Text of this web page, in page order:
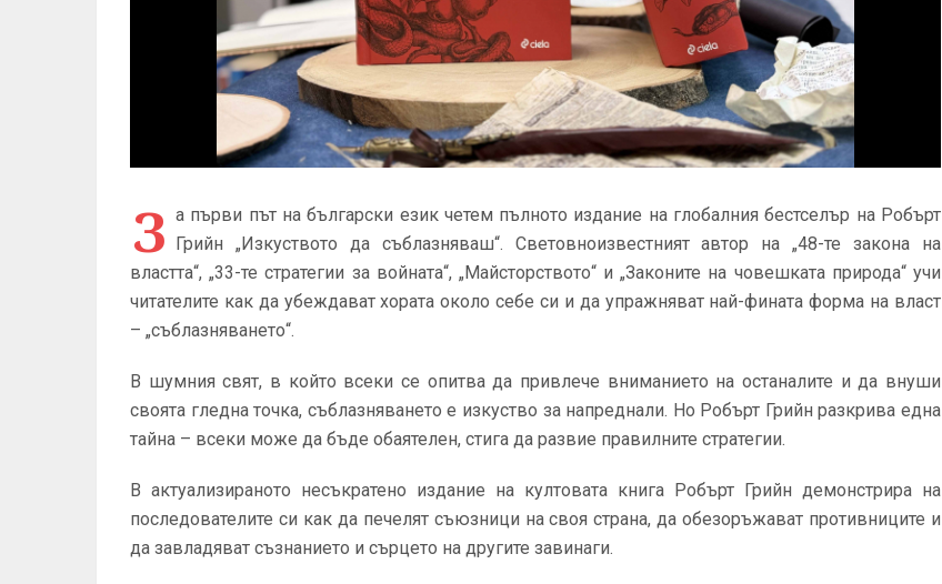
З а първи път на български език четем пълното издание на глобалния бестселър на Робърт
Грийн „Изкуството да съблазняваш“. Световноизвестният автор на „48-те закона на
властта“, „33-те стратегии за войната“, „Майсторството“ и „Законите на човешката природа“ учи
читателите как да убеждават хората около себе си и да упражняват най-фината форма на власт
– „съблазняването“.
В шумния свят, в който всеки се опитва да привлече вниманието на останалите и да внуши
своята гледна точка, съблазняването е изкуство за напреднали. Но Робърт Грийн разкрива една
тайна – всеки може да бъде обаятелен, стига да развие правилните стратегии.
В актуализираното несъкратено издание на култовата книга Робърт Грийн демонстрира на
последователите си как да печелят съюзници на своя страна, да обезоръжават противниците и
да завладяват съзнанието и сърцето на другите завинаги.